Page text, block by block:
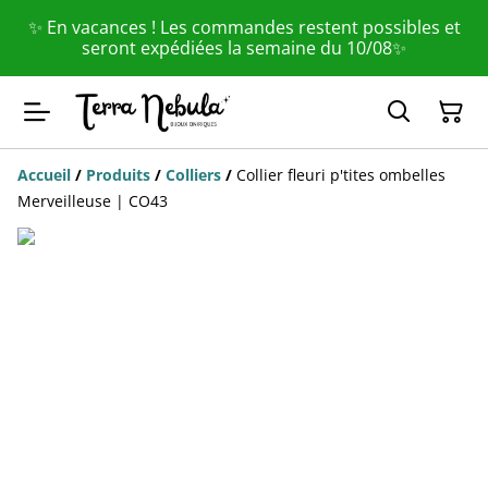
✨ En vacances ! Les commandes restent possibles et
seront expédiées la semaine du 10/08✨
Accueil / Produits / Colliers / Collier fleuri p'tites ombelles
Merveilleuse | CO43